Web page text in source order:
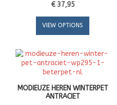
€ 37,95
VIEW OPTIONS
MODIEUZE HEREN WINTERPET
ANTRACIET